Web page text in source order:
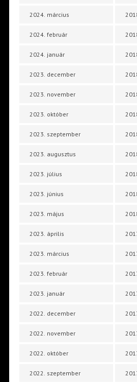
2024. március
2024. február
2024. január
2023. december
2023. november
2023. október
2023. szeptember
2023. augusztus
2023. július
2023. június
2023. május
2023. április
2023. március
2023. február
2023. január
2022. december
2022. november
2022. október
2022. szeptember